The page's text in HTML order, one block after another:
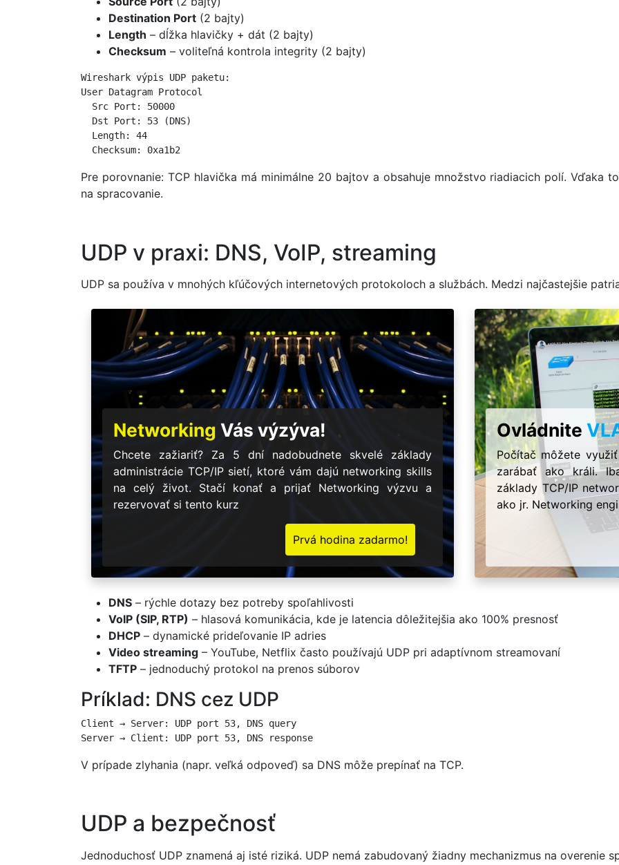
Destination Port (2 bajty)
Length – dĺžka hlavičky + dát (2 bajty)
Checksum – voliteľná kontrola integrity (2 bajty)
Wireshark výpis UDP paketu:
User Datagram Protocol
  Src Port: 50000
  Dst Port: 53 (DNS)
  Length: 44
  Checksum: 0xa1b2
Pre porovnanie: TCP hlavička má minimálne 20 bajtov a obsahuje množstvo riadiacich polí. Vďaka
na spracovanie.
UDP v praxi: DNS, VoIP, streaming
UDP sa používa v mnohých kľúčových internetových protokoloch a službách. Medzi najčastejšie
Networking Vás výzýva!
Chcete zažiariť? Za 5 dní nadobudnete skvelé základy
administrácie TCP/IP sietí, ktoré vám dajú networking skills
na celý život. Stačí konať a prijať Networking výzvu a
rezervovať si tento kurz
Prvá hodina zadarmo!
Ovládnite
Počítač môžete
zarábať ako králi.
základy TCP/IP
ako jr. Networking
DNS – rýchle dotazy bez potreby spoľahlivosti
VoIP (SIP, RTP) – hlasová komunikácia, kde je latencia dôležitejšia ako 100% presnosť
DHCP – dynamické prideľovanie IP adries
Video streaming – YouTube, Netflix často používajú UDP pri adaptívnom streamovaní
TFTP – jednoduchý protokol na prenos súborov
Príklad: DNS cez UDP
Client → Server: UDP port 53, DNS query
Server → Client: UDP port 53, DNS response
V prípade zlyhania (napr. veľká odpoveď) sa DNS môže prepínať na TCP.
UDP a bezpečnosť
Jednoduchosť UDP znamená aj isté riziká. UDP nemá zabudovaný žiadny mechanizmus na overenie